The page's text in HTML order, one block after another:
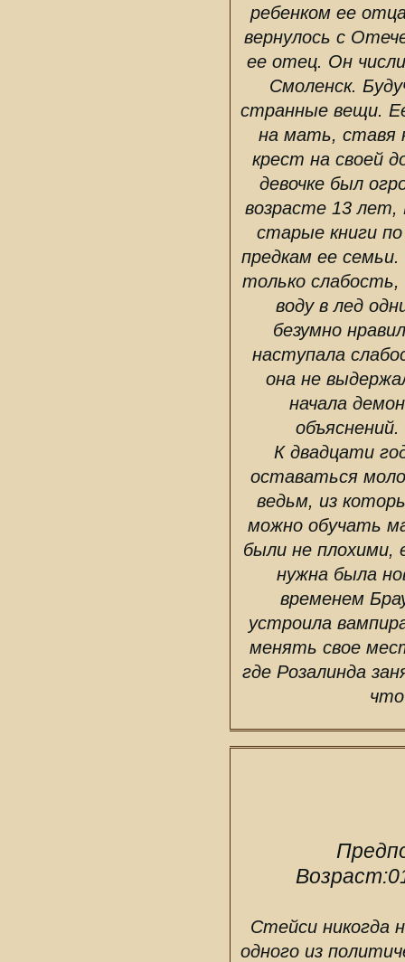
ребенком ее
вернулось с
ее отец. Он
Смоленск.
странные вещи.
на мать, ставя
крест на своей
девочке был
возрасте 13 лет,
старые книги
предкам ее
только
воду в лед
безумно
наступала
она не
начала
К двадцати
оставаться
ведьм, из
можно обучать
были не плохими,
нужна была
временем
устроила
менять свое
где Розалинда
Возраст:
Стейси никогда
одного из